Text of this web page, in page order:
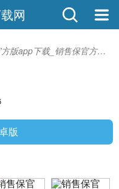
网
app下载_销售保官方版v4.0.9 安卓版
版